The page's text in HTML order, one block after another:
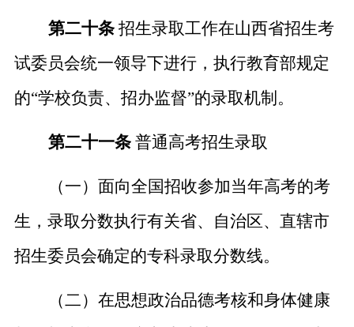
第二十条 招生录取工作在山西省招生考
试委员会统一领导下进行，执行教育部规定
的“学校负责、招办监督”的录取机制。
第二十一条 普通高考招生录取
（一）面向全国招收参加当年高考的考
生，录取分数执行有关省、自治区、直辖市
招生委员会确定的专科录取分数线。
（二）在思想政治品德考核和身体健康